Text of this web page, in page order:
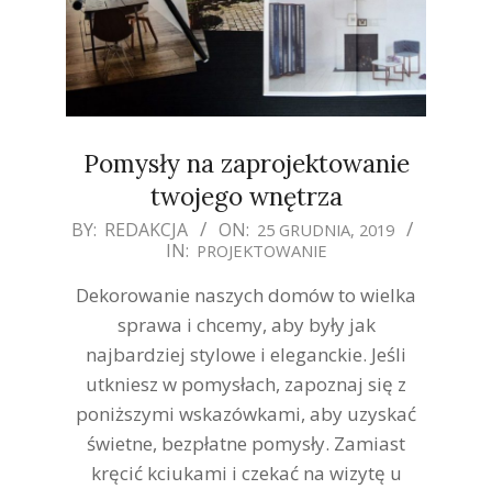
Pomysły na zaprojektowanie
twojego wnętrza
2019-
25
BY: REDAKCJA ON: 25 GRUDNIA, 2019
IN: PROJEKTOWANIE
Dekorowanie naszych domów to wielka
sprawa i chcemy, aby były jak
najbardziej stylowe i eleganckie. Jeśli
utkniesz w pomysłach, zapoznaj się z
poniższymi wskazówkami, aby uzyskać
świetne, bezpłatne pomysły. Zamiast
kręcić kciukami i czekać na wizytę u